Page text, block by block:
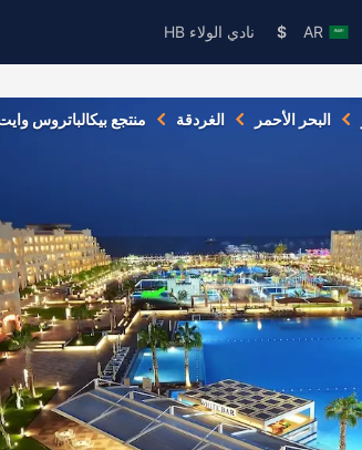
AR
$ نادي الولاء HB
البحر الأحمر الغردقة منتجع بيكالباتروس